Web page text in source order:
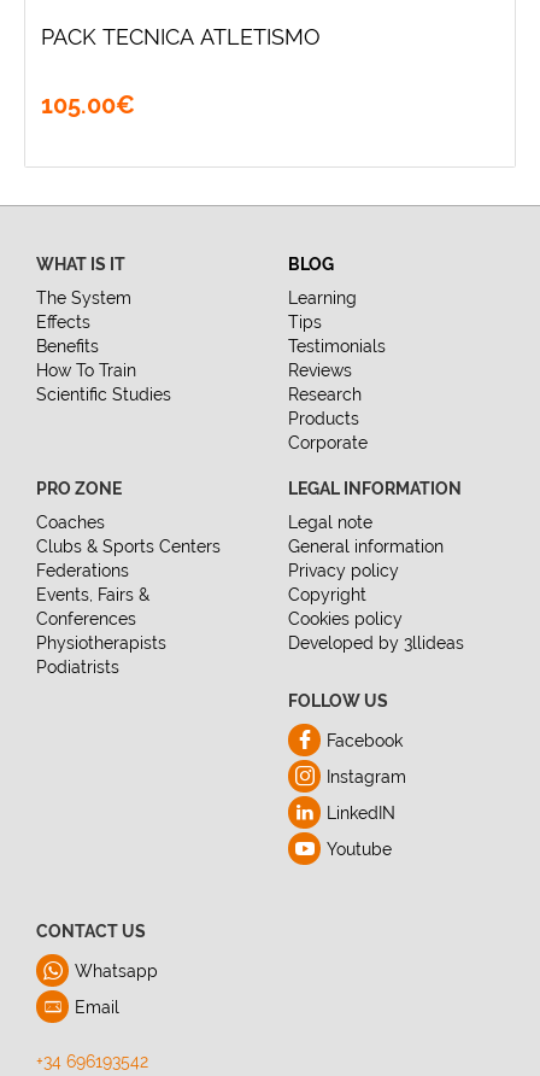
PACK TECNICA ATLETISMO
105.00€
WHAT IS IT
The System
Effects
Benefits
How To Train
Scientific Studies
BLOG
Learning
Tips
Testimonials
Reviews
Research
Products
Corporate
PRO ZONE
Coaches
Clubs & Sports Centers
Federations
Events, Fairs &
Conferences
Physiotherapists
Podiatrists
LEGAL INFORMATION
Legal note
General information
Privacy policy
Copyright
Cookies policy
Developed by 3llideas
FOLLOW US
Facebook
Instagram
LinkedIN
Youtube
CONTACT US
Whatsapp
Email
+34 696193542